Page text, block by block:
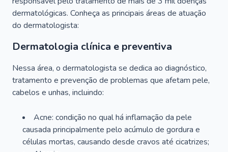
dermatológicas. Conheça as principais áreas de atuação
do dermatologista:
Dermatologia clínica e preventiva
Nessa área, o dermatologista se dedica ao diagnóstico,
tratamento e prevenção de problemas que afetam pele,
cabelos e unhas, incluindo:
Acne: condição no qual há inflamação da pele
causada principalmente pelo acúmulo de gordura e
células mortas, causando desde cravos até cicatrizes;